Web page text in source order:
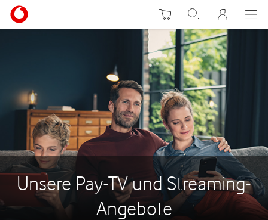
WarenkorbSuche MeinVodafone
Unsere Pay-TV und Streaming-
Angebote